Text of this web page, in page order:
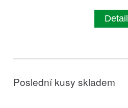
Detail
Poslední kusy skladem